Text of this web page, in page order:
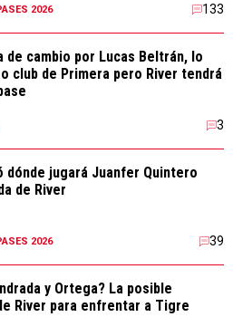
2026 133
de cambio por Lucas Beltrán, lo
club de Primera pero River tendrá
3
dónde jugará Juanfer Quintero
de River
2026 39
y Ortega? La posible
River para enfrentar a Tigre